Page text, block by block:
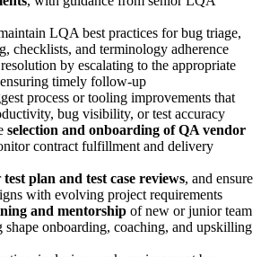
LQA best practices for bug triage,
checklists, and terminology adherence
by escalating to the appropriate
timely follow-up
process or tooling improvements that
bug visibility, or test accuracy
selection and onboarding of QA vendor
contract fulfillment and delivery
test plan and test case reviews, and ensure
with evolving project requirements
and mentorship of new or junior team
shape onboarding, coaching, and upskilling